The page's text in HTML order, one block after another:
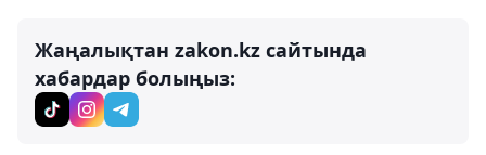
Жаңалықтан zakon.kz сайтында
хабардар болыңыз: